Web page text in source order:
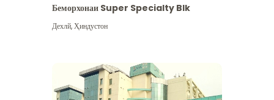
Беморхонаи Super Specialty Blk
Дехлй,Ҳиндустон